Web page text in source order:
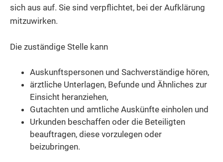
sich aus auf. Sie sind verpflichtet, bei der Aufklärung
mitzuwirken.
Die zuständige Stelle kann
Auskunftspersonen und Sachverständige hören,
ärztliche Unterlagen, Befunde und Ähnliches zur
Einsicht heranziehen,
Gutachten und amtliche Auskünfte einholen und
Urkunden beschaffen oder die Beteiligten
beauftragen, diese vorzulegen oder
beizubringen.